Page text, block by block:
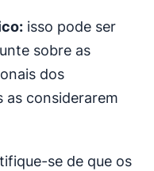
isso pode ser
sobre as
dos
as considerarem
se de que os